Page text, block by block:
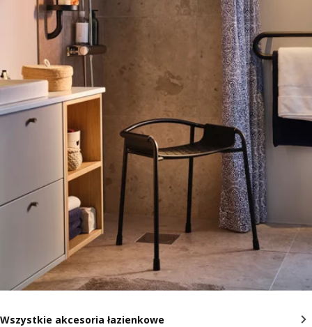
Wszystkie akcesoria łazienkowe